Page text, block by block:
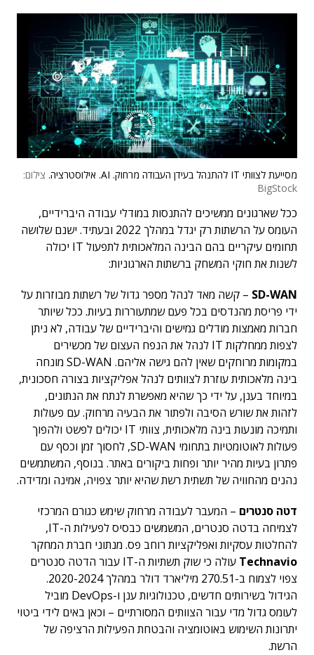
מסייעת לצוותי IT להתנהל בעידן העבודה מרחוק. AI. אילוסטרציה.
צילום:
BigStock
ככל שארגונים ממשיכים להתנסות במודלי עבודה היברידיים,
העומס על הרשתות רק יגדל במהלך 2022 ובעתיד. ישנם שלושה
תחומים עיקריים בהם הבינה המלאכותית לתפעול IT יכולה
לשנות את חוקי המשחק ברשתות הארגוניות:
SD-WAN – קשה מאד לנהל מספר גדול של רשתות מבוזרות על
ידי פריסת מהנדסים בכל פעם שמתעוררות בעיות. ככל שיותר
חברות מאמצות מודלים גמישים והיברידיים של עבודה, לא ניתן
לצפות ממחלקות IT לנהל את הנפח העצום של מכשירים
במקומות מרוחקים שאין להם גישה אליהם. SD-WAN מונחה
בינה מלאכותית עוזרת לצוותים לנהל אפליקציות בצורה חסכונית,
במיוחד בענן, על ידי כך שהיא מאפשרת לנתח את הנתונים,
לזהות את שורש הסיבה ולפתור את הבעיה מרחוק. עם פעולות
ותמיכה מונעות בינה מלאכותית, צוותי IT יכולים לפשט ולהפוך
פעולות לאוטומטיות בתחומי SD-WAN, לחסוך זמן וכסף עם
פתרון בעיות מהיר יותר ופחות ביקורים באתר. בנוסף, המשתמשים
נהנים מהחוויה של תשתית רשת שהיא יותר צפויה, אמינה ומדידה.
דטה סנטרים – המעבר לעבודה מרחוק שימש כגורם המרכזי
לצמיחה בדטה סנטרים, המשמשים כבסיס לפעילות ה-IT,
להחלטות עסקיות ואפליקציות רוחב פס. מנתוני חברת המחקר
Technavio
עולה כי שוק תשתיות ה-IT עבור הדטה סנטרים
צפוי לצמוח ב-270.51 מיליארד דולר במהלך 2020-2024.
הגידול בשירותים חדשים, טכנולוגיות ענן ו-DevOps מוביל
לעומס גדול מדי עבור הצוותים המסורתיים – וכאן באים לידי ביטוי
יתרונות השימוש באוטומציה והבטחת הפעילות הרציפה של
הרשת.